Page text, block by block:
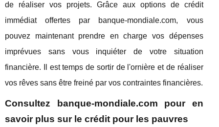
de réaliser vos projets. Grâce aux options de crédit
immédiat offertes par banque-mondiale.com, vous
pouvez maintenant prendre en charge vos dépenses
imprévues sans vous inquiéter de votre situation
financière. Il est temps de sortir de l'ornière et de réaliser
vos rêves sans être freiné par vos contraintes financières.
Consultez banque-mondiale.com pour en
savoir plus sur le crédit pour les pauvres